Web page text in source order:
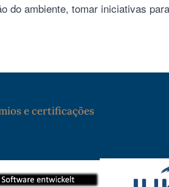
ambiente, tomar iniciativas
e certificações